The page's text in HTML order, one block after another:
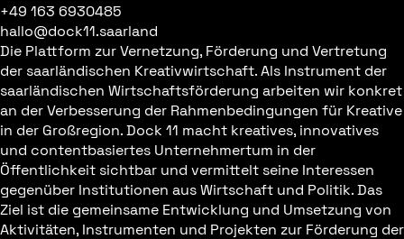
+49 163 6930485
hallo@dock11.saarland
Die Plattform zur Vernetzung, Förderung und Vertretung
der saarländischen Kreativwirtschaft. Als Instrument der
saarländischen Wirtschaftsförderung arbeiten wir konkret
an der Verbesserung der Rahmenbedingungen für Kreative
in der Großregion. Dock 11 macht kreatives, innovatives
und contentbasiertes Unternehmertum in der
Öffentlichkeit sichtbar und vermittelt seine Interessen
gegenüber Institutionen aus Wirtschaft und Politik. Das
Ziel ist die gemeinsame Entwicklung und Umsetzung von
Aktivitäten, Instrumenten und Projekten zur Förderung der